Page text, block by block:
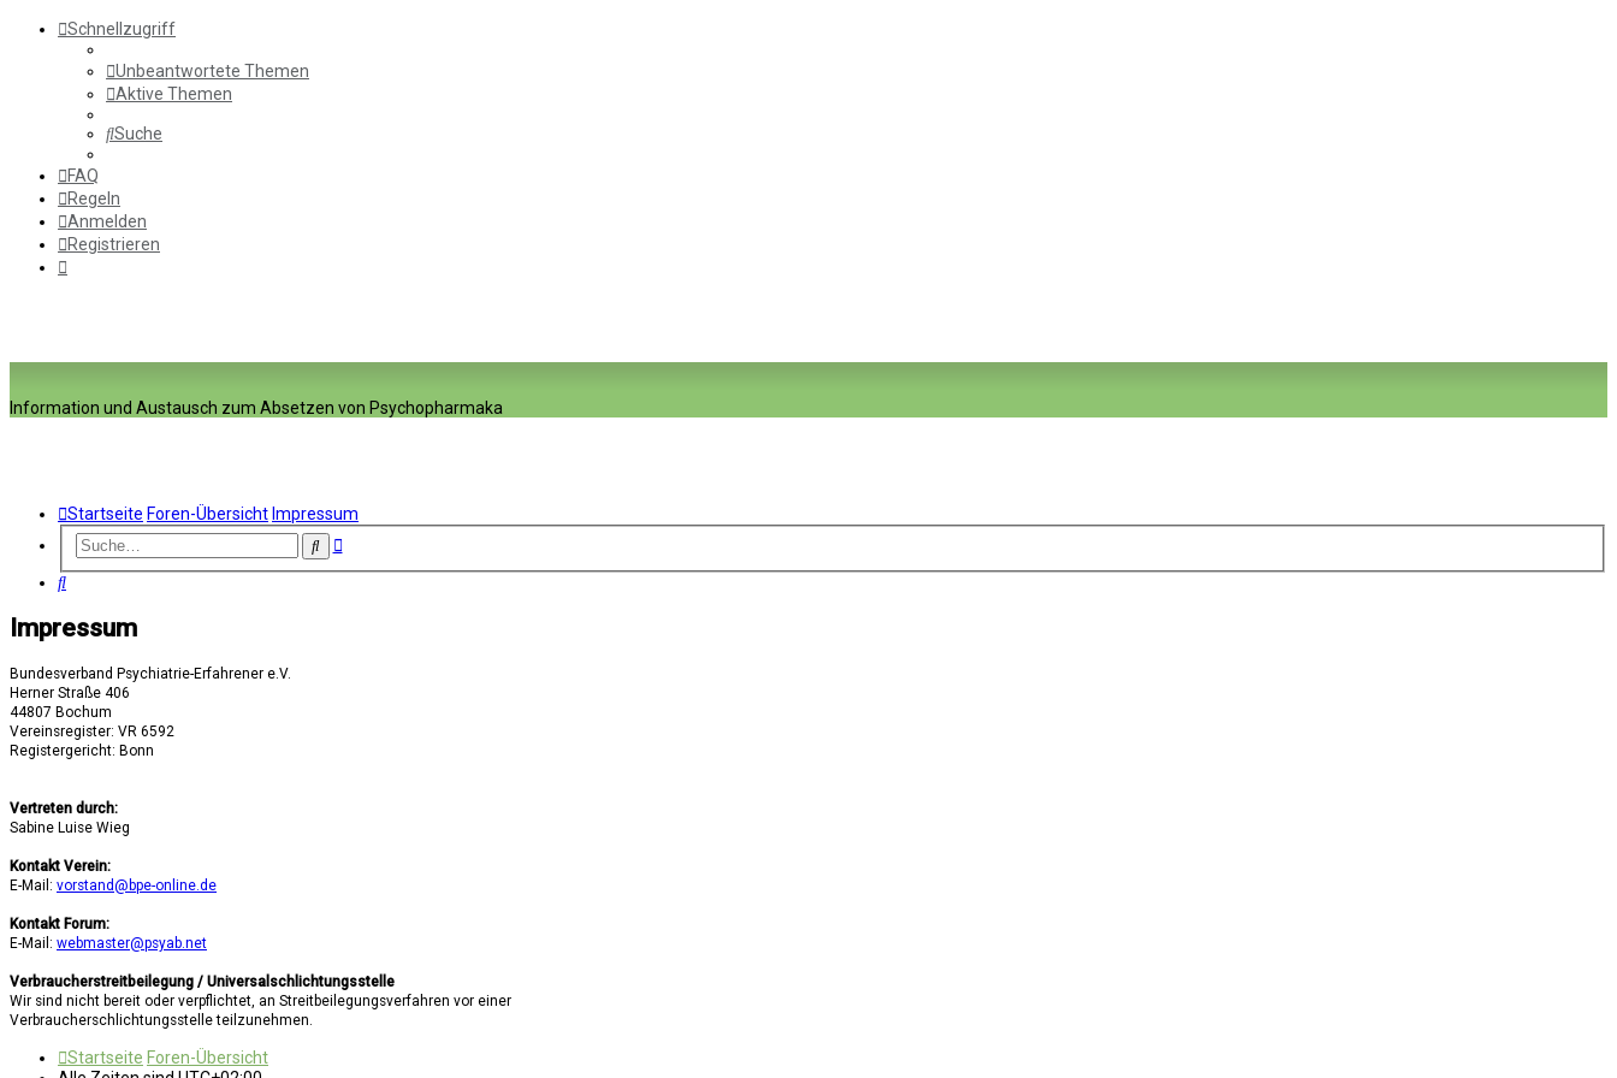
Schnellzugriff
Unbeantwortete Themen
Aktive Themen
Suche
FAQ
Regeln
Anmelden
Registrieren
Information und Austausch zum Absetzen von Psychopharmaka
Startseite Foren-Übersicht Impressum
SucheErweiterte
Suche
Impressum
Bundesverband Psychiatrie-Erfahrener e.V.
Herner Straße 406
44807 Bochum
Vereinsregister: VR 6592
Registergericht: Bonn
Vertreten durch:
Sabine Luise Wieg
Kontakt Verein:
E-Mail: vorstand@bpe-online.de
Kontakt Forum:
E-Mail: webmaster@psyab.net
Verbraucherstreitbeilegung / Universalschlichtungsstelle
Wir sind nicht bereit oder verpflichtet, an Streitbeilegungsverfahren vor einer
Verbraucherschlichtungsstelle teilzunehmen.
Startseite Foren-Übersicht